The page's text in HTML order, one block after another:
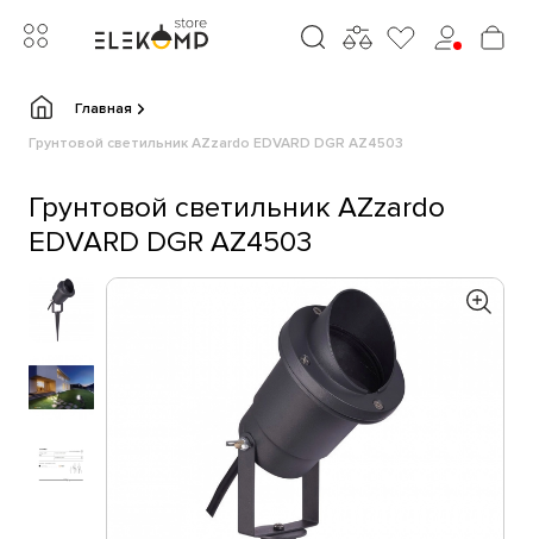
Главная
Грунтовой светильник AZzardo EDVARD DGR AZ4503
Грунтовой светильник AZzardo
EDVARD DGR AZ4503